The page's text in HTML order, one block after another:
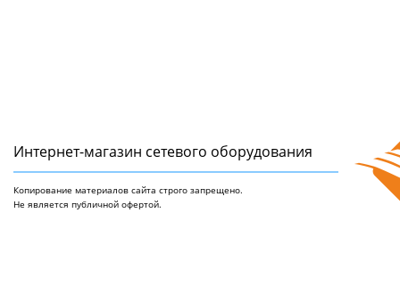
Интернет-магазин сетeвого оборудования
Копирование материалов сайта строго запрещено.
Не является публичной офертой.